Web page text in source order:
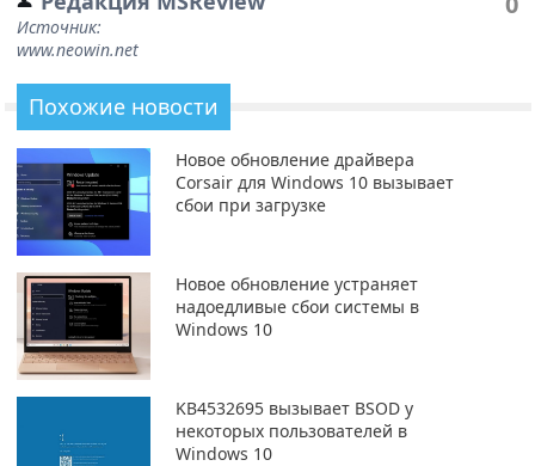
Источник:
www.neowin.net
Похожие новости
Новое обновление драйвера
Corsair для Windows 10 вызывает
сбои при загрузке
Новое обновление устраняет
надоедливые сбои системы в
Windows 10
KB4532695 вызывает BSOD у
некоторых пользователей в
Windows 10